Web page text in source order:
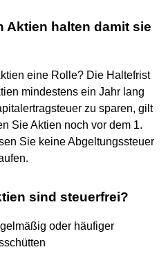
Aktien halten damit sie
eine Rolle? Die Haltefrist
mindestens ein Jahr lang
zu sparen, gilt
Sie Aktien noch vor dem 1.
Sie keine Abgeltungssteuer
sind steuerfrei?
oder häufiger